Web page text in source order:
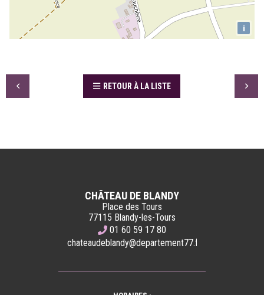
i
RETOUR À LA LISTE
CHÂTEAU DE BLANDY
Place des Tours
77115 Blandy-les-Tours
01 60 59 17 80
chateaudeblandy@departement77.fr